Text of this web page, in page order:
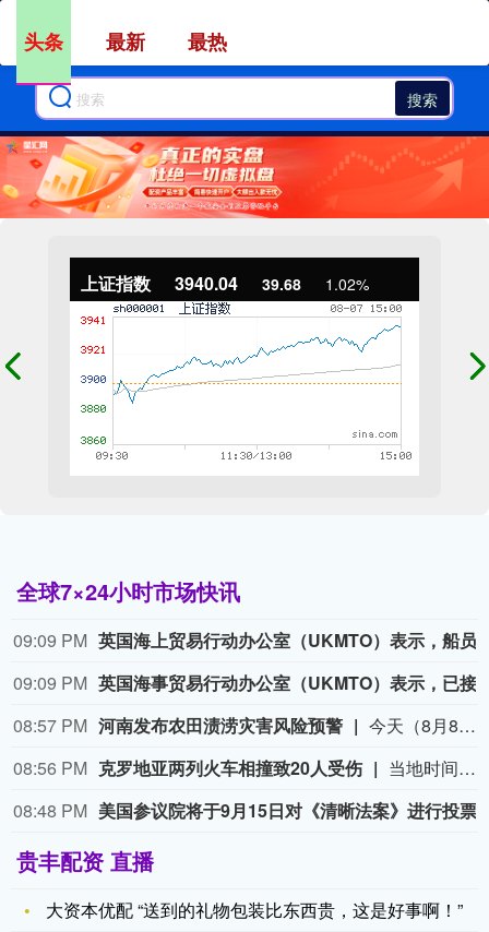
搜索
上证指数 3940.04 39.68 1.02%
全球7×24小时市场快讯
09:09 PM
09:09 PM
08:57 PM 河南发布农田渍涝灾害风险预警
今天（8月8日），河南省气象局、河南省农业农村厅联合发布农田渍涝灾害风险预警：受台风“白海豚”影响，预计8月10日至13日，河南东南部、中东部和北部部分县（市、区）有暴雨、大暴雨，其他县（市、区）中到大雨，与前期土壤偏湿地块叠加，全省大部存在农田渍涝风险，其中，豫北东部、中东部大部及豫南局部风险高，降水过程同时伴有7～8级阵风，局地玉米有倒伏风险，需加强防范。（央视新闻）
08:56 PM 克罗地亚两列火车相撞致20人受伤
当地时间8月8日上午，克罗地亚北部克里热夫齐境内发生一起货运列车与客运列车相撞事故。克罗地亚卫生部表示，事故造成6名乘客重伤、14人轻伤。（央视新闻）
08:48 PM
贵丰配资 直播
大资本优配 “送到的礼物包装比东西贵，这是好事啊！”
头条 最新 最热